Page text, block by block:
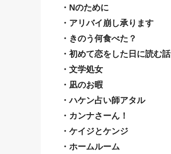
・Nのために
・アリバイ崩し承ります
・きのう何食べた？
・初めて恋をした日に読む話
・文学処女
・凪のお暇
・ハケン占い師アタル
・カンナさーん！
・ケイジとケンジ
・ホームルーム